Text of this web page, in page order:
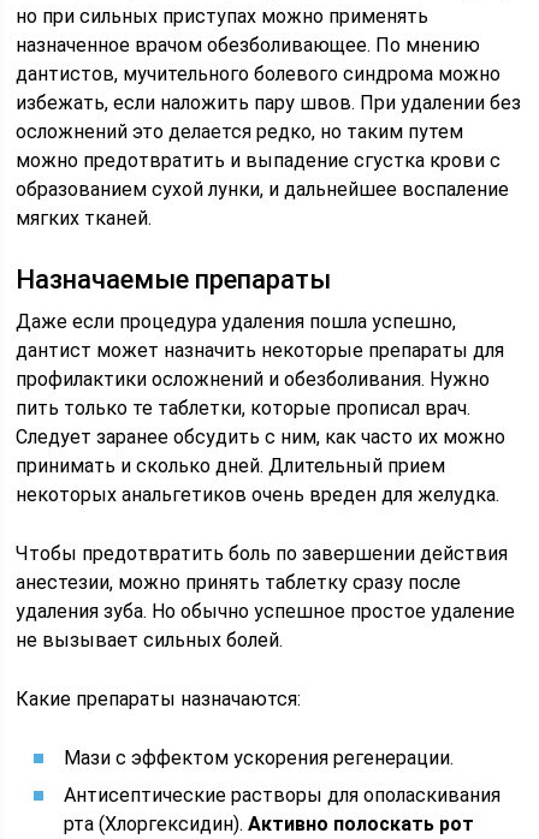
но при сильных приступах можно применять
назначенное врачом обезболивающее. По мнению
дантистов, мучительного болевого синдрома можно
избежать, если наложить пару швов. При удалении без
осложнений это делается редко, но таким путем
можно предотвратить и выпадение сгустка крови с
образованием сухой лунки, и дальнейшее воспаление
мягких тканей.
Назначаемые препараты
Даже если процедура удаления пошла успешно,
дантист может назначить некоторые препараты для
профилактики осложнений и обезболивания. Нужно
пить только те таблетки, которые прописал врач.
Следует заранее обсудить с ним, как часто их можно
принимать и сколько дней. Длительный прием
некоторых анальгетиков очень вреден для желудка.
Чтобы предотвратить боль по завершении действия
анестезии, можно принять таблетку сразу после
удаления зуба. Но обычно успешное простое удаление
не вызывает сильных болей.
Какие препараты назначаются:
Мази с эффектом ускорения регенерации.
Антисептические растворы для ополаскивания
рта (Хлоргексидин).Активно полоскать рот